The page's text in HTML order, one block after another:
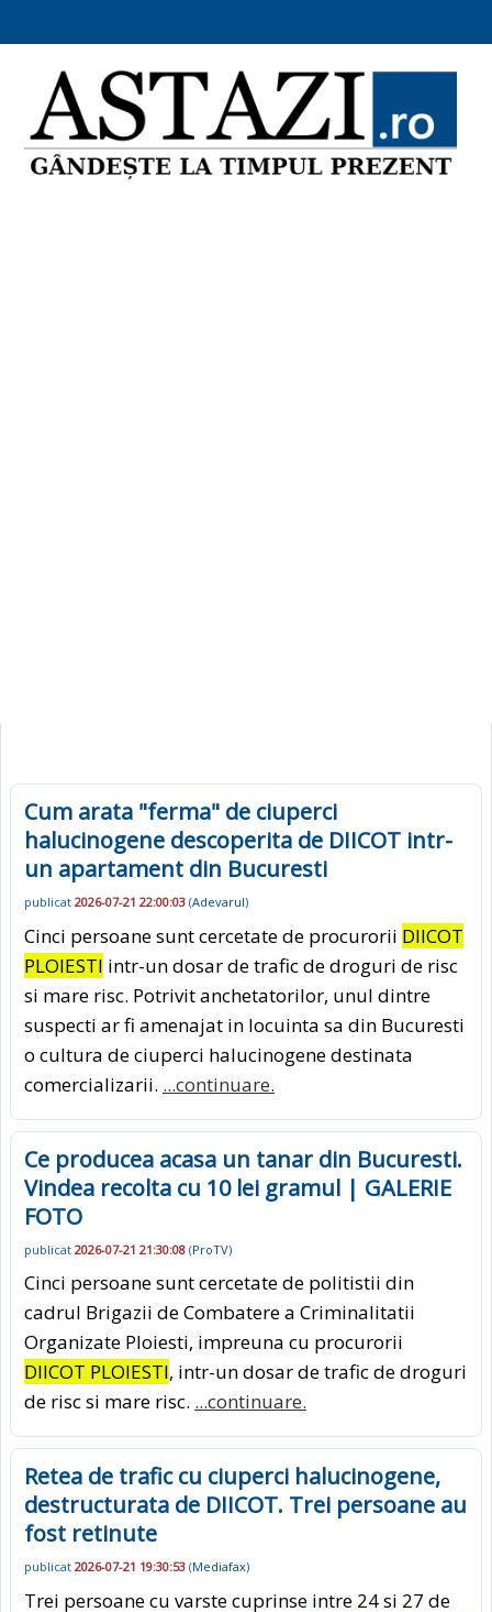
Cum arata "ferma" de ciuperci
halucinogene descoperita de DIICOT intr-
un apartament din Bucuresti
publicat 2026-07-21 22:00:03 (Adevarul)
Cinci persoane sunt cercetate de procurorii DIICOT
PLOIESTI intr-un dosar de trafic de droguri de risc
si mare risc. Potrivit anchetatorilor, unul dintre
suspecti ar fi amenajat in locuinta sa din Bucuresti
o cultura de ciuperci halucinogene destinata
comercializarii. ...continuare.
Ce producea acasa un tanar din Bucuresti.
Vindea recolta cu 10 lei gramul | GALERIE
FOTO
publicat 2026-07-21 21:30:08 (ProTV)
Cinci persoane sunt cercetate de politistii din
cadrul Brigazii de Combatere a Criminalitatii
Organizate Ploiesti, impreuna cu procurorii
DIICOT PLOIESTI, intr-un dosar de trafic de droguri
de risc si mare risc. ...continuare.
Retea de trafic cu ciuperci halucinogene,
destructurata de DIICOT. Trei persoane au
fost retinute
publicat 2026-07-21 19:30:53 (Mediafax)
Trei persoane cu varste cuprinse intre 24 si 27 de